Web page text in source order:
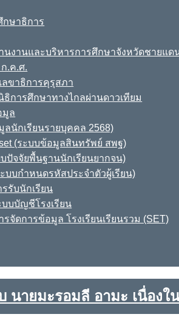
กษาธิการ
นงานและบริหารการศึกษาจังหวัดชายแด
.ค.ศ.
ลขาธิการคุรุสภา
ธิการศึกษาทางไกลผ่านดาวเทียม
มูล
ลนักเรียนรายบุคคล 2568)
(ระบบข้อมูลสินทรัพย์ สพฐ)
ปัจจัยพื้นฐานนักเรียนยากจน)
ะบบกำหนดรหัสประจำตัวผู้เรียน)
รรับนักเรียน
บบบัญชีโรงเรียน
รจัดการข้อมูล โรงเรียนเรียนรวม (SET)
ายมะรอมลี อามะ เนื่องใ